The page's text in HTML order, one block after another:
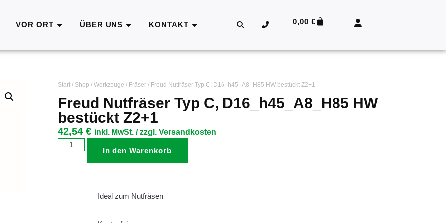
VOR ORT ÜBER UNS KONTAKT 0,00€
Start/ Shop / Werkzeuge / Fräser/ Freud Nutfräser Typ C, D16_h45_A8_H85 HW bestückt Z2+1
Freud Nutfräser Typ C, D16_h45_A8_H85 HW
bestückt Z2+1
42,54 € inkl. MwSt. / zzgl. Versandkosten
In den Warenkorb
Ideal zum Nutfräsen